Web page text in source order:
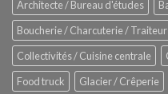
Architecte / Bureau d'études
Boucherie / Charcuterie / Traiteur
Collectivités / Cuisine centrale
Food truck
Glacier / Crêperie